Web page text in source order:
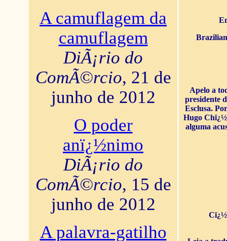
A camuflagem da
camuflagem
DiÃ¡rio do
ComÃ©rcio, 21 de
junho de 2012
O poder
anï¿½nimo
DiÃ¡rio do
ComÃ©rcio, 15 de
junho de 2012
A palavra-gatilho
Apelo a
presidente
Esclusa.
Hugo
alguma